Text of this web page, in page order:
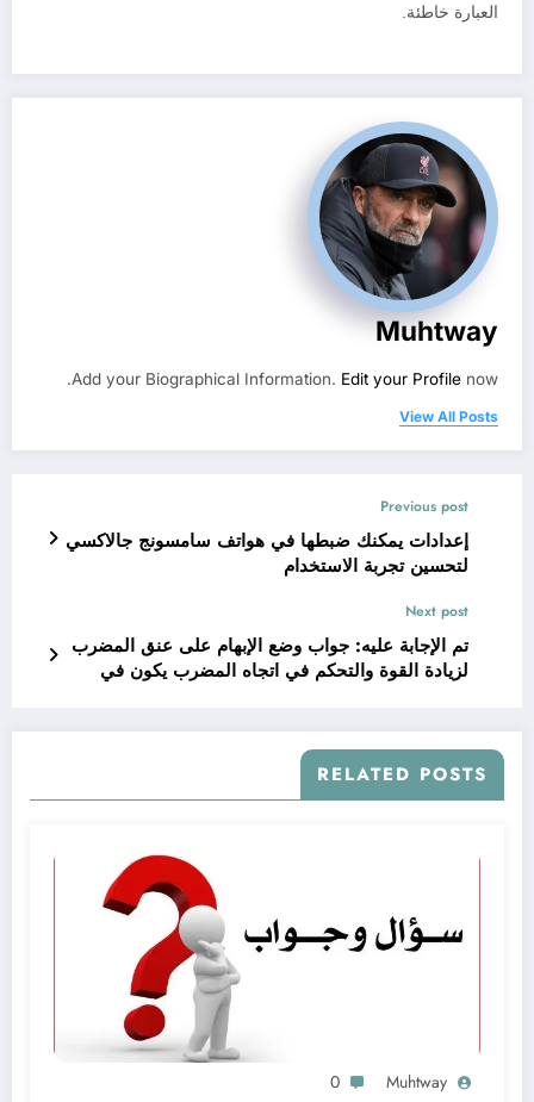
العبارة خاطئة.
Muhtway
Add your Biographical Information. Edit your Profile now.
View All Posts
Previous post
إعدادات يمكنك ضبطها في هواتف سامسونج جالاكسي
لتحسين تجربة الاستخدام
Next post
تم الإجابة عليه: جواب وضع الإبهام على عنق المضرب
لزيادة القوة والتحكم في اتجاه المضرب يكون في
RELATED POSTS
Muhtway
0